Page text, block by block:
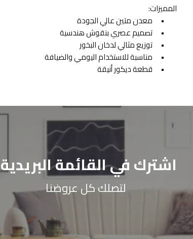
المميزات:
•
معدن متين عالي الجودة
•
تصميم عصري بنقوش هندسية
•
توزيع مثالي لدخان البخور
•
مناسبة للاستخدام اليومي والضيافة
•
قطعة ديكور أنيقة
اشترك في القائمة البريدية
لتصلك كل عروضنا